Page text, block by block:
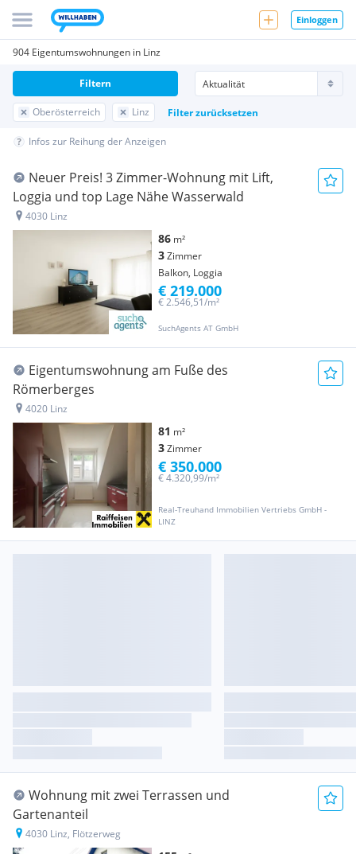
Einloggen
904 Eigentumswohnungen in Linz
Oberösterreich Linz Filter zurücksetzen
Filtern
Infos zur Reihung der Anzeigen
Neuer Preis! 3 Zimmer-Wohnung mit Lift,
Loggia und top Lage Nähe Wasserwald
4030 Linz
86 m²
3Zimmer
Balkon, Loggia
SuchAgents AT GmbH
€ 2.546,51/m²
€ 219.000
Eigentumswohnung am Fuße des
Römerberges
4020 Linz
81 m²
3Zimmer
Real-Treuhand Immobilien Vertriebs GmbH -
LINZ
€ 4.320,99/m²
€ 350.000
Wohnung mit zwei Terrassen und
Gartenanteil
4030 Linz, Flötzerweg